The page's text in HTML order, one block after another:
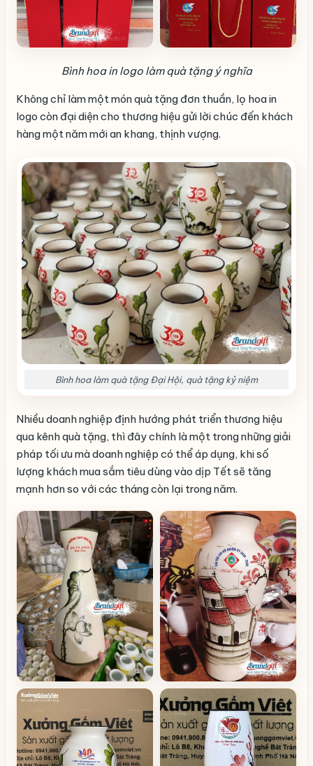
Bình hoa in logo làm quà tặng ý nghĩa
Không chỉ làm một món quà tặng đơn thuần, lọ hoa in
logo còn đại diện cho thương hiệu gửi lời chúc đến khách
hàng một năm mới an khang, thịnh vượng.
Bình hoa làm quà tặng Đại Hội, quà tặng kỷ niệm
Nhiều doanh nghiệp định hướng phát triển thương hiệu
qua kênh quà tặng, thì đây chính là một trong những giải
pháp tối ưu mà doanh nghiệp có thể áp dụng, khi số
lượng khách mua sắm tiêu dùng vào dịp Tết sẽ tăng
mạnh hơn so với các tháng còn lại trong năm.